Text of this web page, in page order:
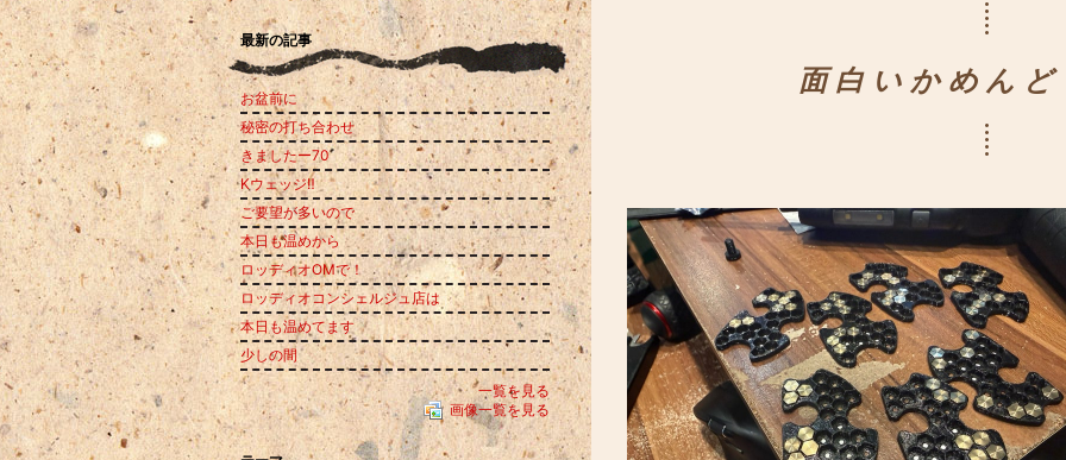
面白いかめん
降
最新の記事
お盆前に
秘密の打ち合わせ
きましたー70
Kウェッジ‼️
ご要望が多いので
本日も温めから
ロッディオOMで！
ロッディオコンシェルジュ店は
本日も温めてます
少しの間
一覧を見る
画像一覧を見る